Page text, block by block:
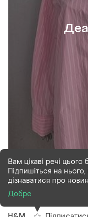
Деактивований 1 шт
Сорочка h&m
Вам цікаві речі цього
Підпишіться на
дізнаватися про
Добре